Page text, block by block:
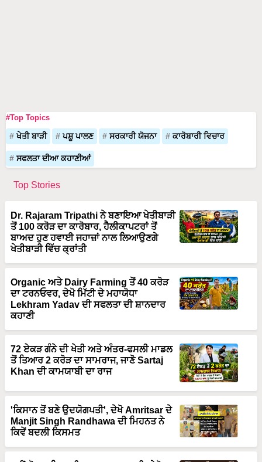
ਖੇਤੀ ਬਾੜੀ
ਸਫਲਤਾ ਦੀਆ ਕਹਾਣੀਆਂ
Top Stories
ਤੋਂ 100 ਕਰੋੜ ਦਾ ਕਾਰੋਬਾਰ, ਹੈਲੀਕਾਪਟਰਾਂ ਤੋਂ
ਬਾਅਦ ਹੁਣ ਹਵਾਈ ਜਹਾਜ਼ਾਂ ਨਾਲ ਲਿਆਉਣਗੇ
ਖੇਤੀਬਾੜੀ ਵਿੱਚ ਕ੍ਰਾਂਤੀ
Organic ਅਤੇ Dairy Farming ਤੋਂ 40 ਕਰੋੜ
ਦਾ ਟਰਨਓਵਰ, ਦੇਖੋ ਮਿੱਟੀ ਦੇ ਮਹਾਯੋਧਾ
Lekhram Yadav ਦੀ ਸਫਲਤਾ ਦੀ ਸ਼ਾਨਦਾਰ
ਕਹਾਣੀ
72 ਏਕੜ ਗੰਨੇ ਦੀ ਖੇਤੀ ਅਤੇ ਅੰਤਰ-ਫਸਲੀ ਮਾਡਲ
ਤੋਂ ਤਿਆਰ 2 ਕਰੋੜ ਦਾ ਸਾਮਰਾਜ, ਜਾਣੋ Sartaj
Khan ਦੀ ਕਾਮਯਾਬੀ ਦਾ ਰਾਜ
'ਕਿਸਾਨ ਤੋਂ ਬਣੇ ਉਦਯੋਗਪਤੀ', ਦੇਖੋ Amritsar ਦੇ
Manjit Singh Randhawa ਦੀ ਮਿਹਨਤ ਨੇ
ਕਿਵੇਂ ਬਦਲੀ ਕਿਸਮਤ
ਨਵੀਂ ਸੋਚ + ਦ੍ਰਿੜ ਇਰਾਦਾ = ਕਾਮਯਾਬੀ, ਦੇਖੋ
Rupinder Pal Singh ਦਾ 5 ਏਕੜ ਤੋਂ 35